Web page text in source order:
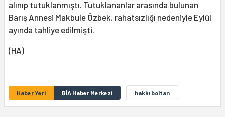
alınıp tutuklanmıştı. Tutuklananlar arasında bulunan
Barış Annesi Makbule Özbek, rahatsızlığı nedeniyle Eylül
ayında tahliye edilmişti.
(HA)
Haber Yeri BİA Haber Merkezi hakkı boltan